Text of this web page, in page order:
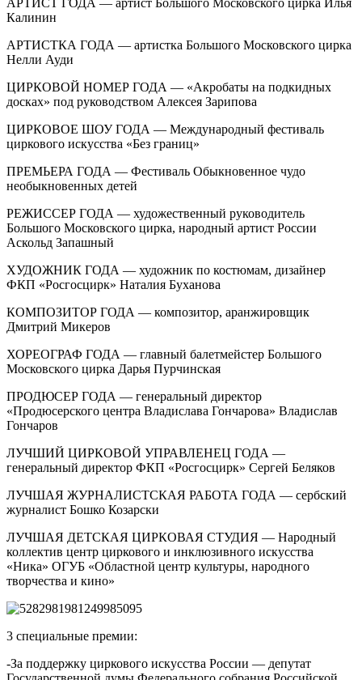
Калинин
АРТИСТКА ГОДА — артистка Большого Московского цирка
Нелли Ауди
ЦИРКОВОЙ НОМЕР ГОДА — «Акробаты на подкидных
досках» под руководством Алексея Зарипова
ЦИРКОВОЕ ШОУ ГОДА — Международный фестиваль
циркового искусства «Без границ»
ПРЕМЬЕРА ГОДА — Фестиваль Обыкновенное чудо
необыкновенных детей
РЕЖИССЕР ГОДА — художественный руководитель
Большого Московского цирка, народный артист России
Аскольд Запашный
ХУДОЖНИК ГОДА — художник по костюмам, дизайнер
ФКП «Росгосцирк» Наталия Буханова
КОМПОЗИТОР ГОДА — композитор, аранжировщик
Дмитрий Микеров
ХОРЕОГРАФ ГОДА — главный балетмейстер Большого
Московского цирка Дарья Пурчинская
ПРОДЮСЕР ГОДА — генеральный директор
«Продюсерского центра Владислава Гончарова» Владислав
Гончаров
ЛУЧШИЙ ЦИРКОВОЙ УПРАВЛЕНЕЦ ГОДА —
генеральный директор ФКП «Росгосцирк» Сергей Беляков
ЛУЧШАЯ ЖУРНАЛИСТСКАЯ РАБОТА ГОДА — сербский
журналист Бошко Козарски
ЛУЧШАЯ ДЕТСКАЯ ЦИРКОВАЯ СТУДИЯ — Народный
коллектив центр циркового и инклюзивного искусства
«Ника» ОГУБ «Областной центр культуры, народного
творчества и кино»
3 специальные премии:
-За поддержку циркового искусства России — депутат